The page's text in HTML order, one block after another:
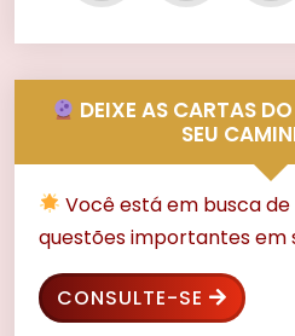
DEIXE AS CARTAS
SEU
Você está em busca
questões importantes em
CONSULTE-SE